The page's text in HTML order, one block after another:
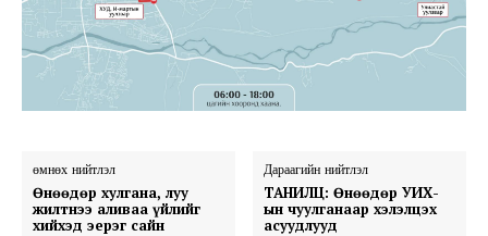
өмнөх нийтлэл
Өнөөдөр хулгана, луу
жилтнээ аливаа үйлийг
хийхэд эерэг сайн
Дараагийн нийтлэл
ТАНИЛЦ: Өнөөдөр УИХ-
ын чуулганаар хэлэлцэх
асуудлууд